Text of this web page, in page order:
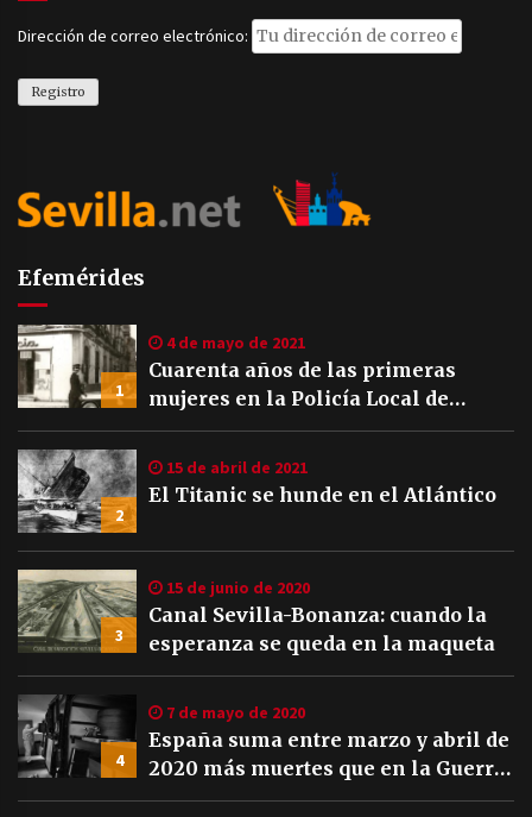
Dirección de correo electrónico:
Efemérides
1
4 de mayo de 2021
Cuarenta años de las primeras
mujeres en la Policía Local de
Sevilla
2
15 de abril de 2021
El Titanic se hunde en el Atlántico
3
15 de junio de 2020
Canal Sevilla-Bonanza: cuando la
esperanza se queda en la maqueta
4
7 de mayo de 2020
España suma entre marzo y abril de
2020 más muertes que en la Guerra
Civil